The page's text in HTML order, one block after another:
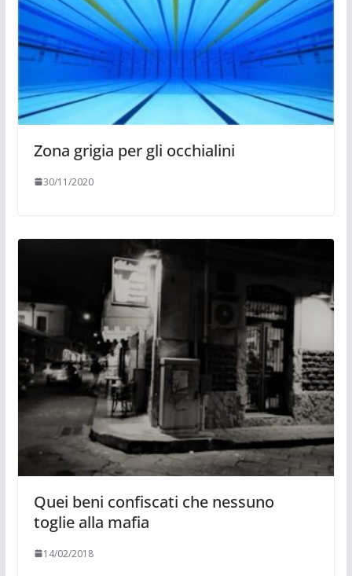
Zona grigia per gli occhialini
30/11/2020
Quei beni confiscati che nessuno
toglie alla mafia
14/02/2018